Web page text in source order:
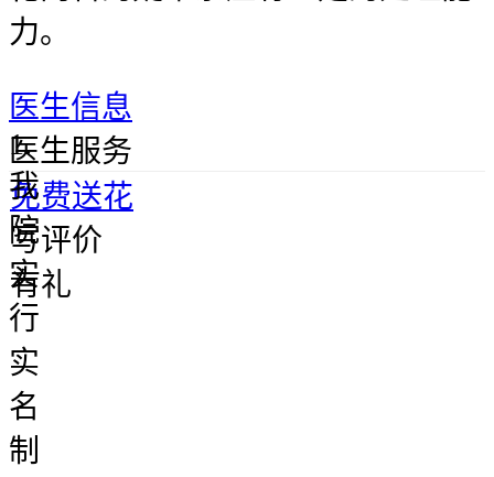
力。
医生信息
1.
我
院
实
行
实
名
制
医生服务
免费送花
写评价
有礼